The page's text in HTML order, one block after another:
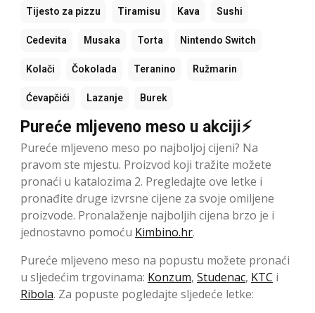
Tijesto za pizzu Tiramisu Kava Sushi
Cedevita Musaka Torta Nintendo Switch
Kolači Čokolada Teranino Ružmarin
Ćevapčići Lazanje Burek
Pureće mljeveno meso u akciji⚡
Pureće mljeveno meso po najboljoj cijeni? Na
pravom ste mjestu. Proizvod koji tražite možete
pronaći u katalozima 2. Pregledajte ove letke i
pronađite druge izvrsne cijene za svoje omiljene
proizvode. Pronalaženje najboljih cijena brzo je i
jednostavno pomoću Kimbino.hr.
Pureće mljeveno meso na popustu možete pronaći
u sljedećim trgovinama: Konzum, Studenac, KTC i
Ribola. Za popuste pogledajte sljedeće letke: